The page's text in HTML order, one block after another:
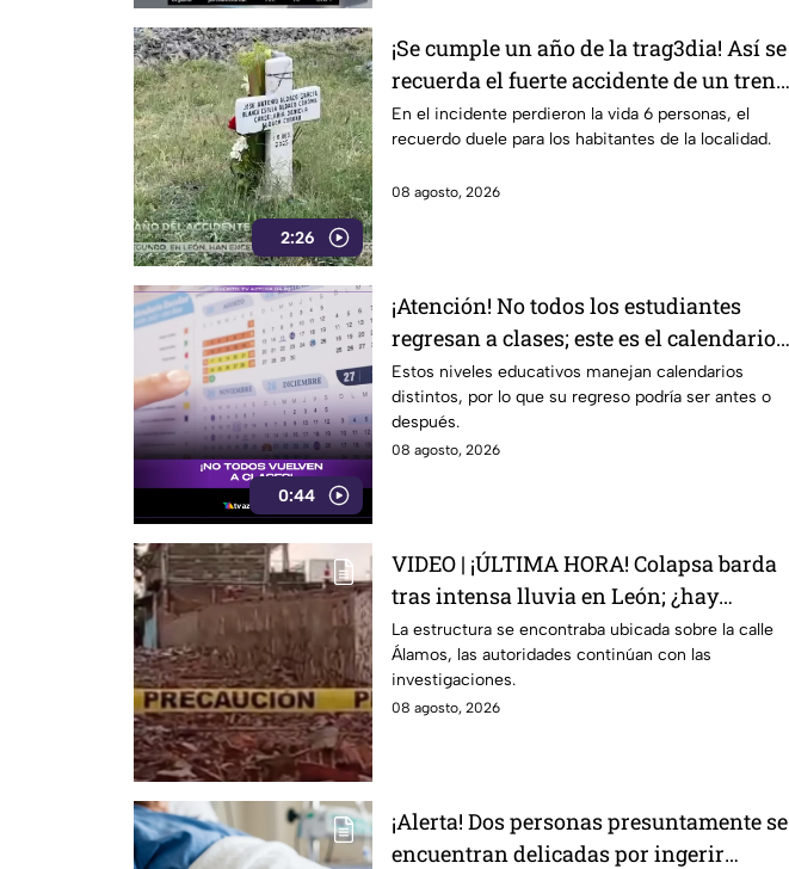
2:26
¡Se cumple un año de la trag3dia! Así se
recuerda el fuerte accidente de un tren
en Irapuato
En el incidente perdieron la vida 6 personas, el
recuerdo duele para los habitantes de la localidad.
08 agosto, 2026
0:44
¡Atención! No todos los estudiantes
regresan a clases; este es el calendario
escolar 2026-2027; ¿afectará a
Guanajuato?
Estos niveles educativos manejan calendarios
distintos, por lo que su regreso podría ser antes o
después.
08 agosto, 2026
VIDEO | ¡ÚLTIMA HORA! Colapsa barda
tras intensa lluvia en León; ¿hay
personas lesionadas?
La estructura se encontraba ubicada sobre la calle
Álamos, las autoridades continúan con las
investigaciones.
08 agosto, 2026
¡Alerta! Dos personas presuntamente se
encuentran delicadas por ingerir